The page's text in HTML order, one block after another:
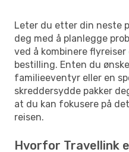
Leter du etter din neste
deg med å planlegge
ved å kombinere
bestilling. Enten du
familieeventyr eller en
skreddersydde pakker
at du kan fokusere på
reisen.
Hvorfor Travellink